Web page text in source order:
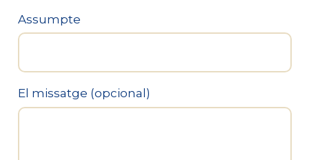
Assumpte
El missatge (opcional)